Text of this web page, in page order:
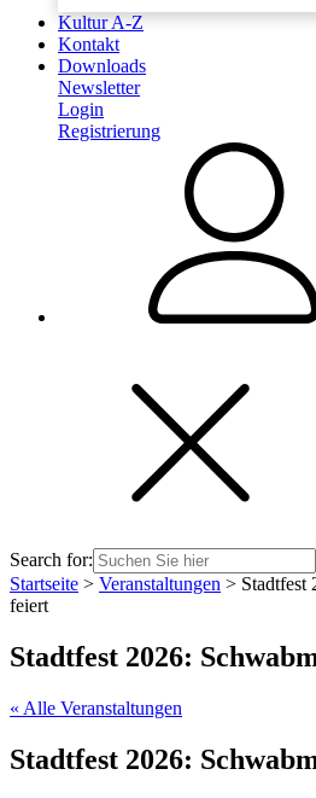
Kultur A-Z
Kontakt
Downloads
Newsletter
Login
Registrierung
Search for:
Startseite > Veranstaltungen > Stadtfest
feiert
Stadtfest 2026:
« Alle Veranstaltungen
Stadtfest 2026: